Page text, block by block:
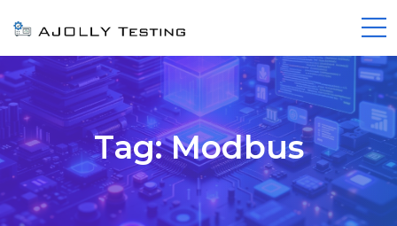
Tag:Modbus